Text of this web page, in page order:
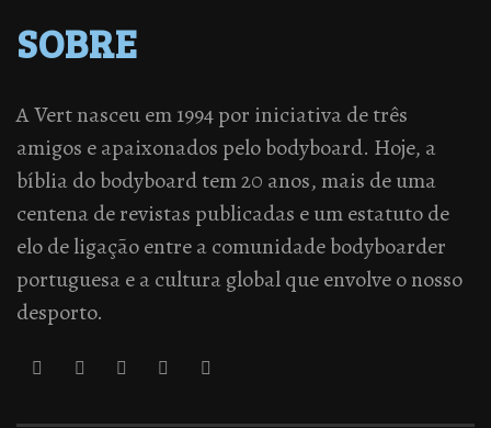
SOBRE
A Vert nasceu em 1994 por iniciativa de três
amigos e apaixonados pelo bodyboard. Hoje, a
bíblia do bodyboard tem 20 anos, mais de uma
centena de revistas publicadas e um estatuto de
elo de ligação entre a comunidade bodyboarder
portuguesa e a cultura global que envolve o nosso
desporto.